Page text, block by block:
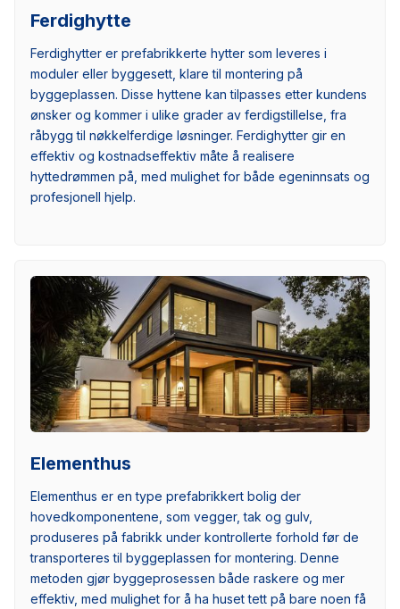
Ferdighytte
Ferdighytter er prefabrikkerte hytter som leveres i
moduler eller byggesett, klare til montering på
byggeplassen. Disse hyttene kan tilpasses etter kundens
ønsker og kommer i ulike grader av ferdigstillelse, fra
råbygg til nøkkelferdige løsninger. Ferdighytter gir en
effektiv og kostnadseffektiv måte å realisere
hyttedrømmen på, med mulighet for både egeninnsats og
profesjonell hjelp.
Elementhus
Elementhus er en type prefabrikkert bolig der
hovedkomponentene, som vegger, tak og gulv,
produseres på fabrikk under kontrollerte forhold før de
transporteres til byggeplassen for montering. Denne
metoden gjør byggeprosessen både raskere og mer
effektiv, med mulighet for å ha huset tett på bare noen få